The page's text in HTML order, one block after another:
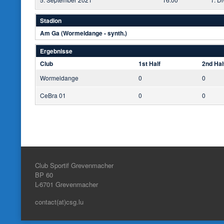
Stadion
Am Ga (Wormeldange - synth.)
Ergebnisse
Club
1st Half 2nd
Wormeldange 0 0
CeBra 01 0 0
Club Sportif Grevenmacher
BP 60
L-6701 Grevenmacher
contact(at)csg.lu